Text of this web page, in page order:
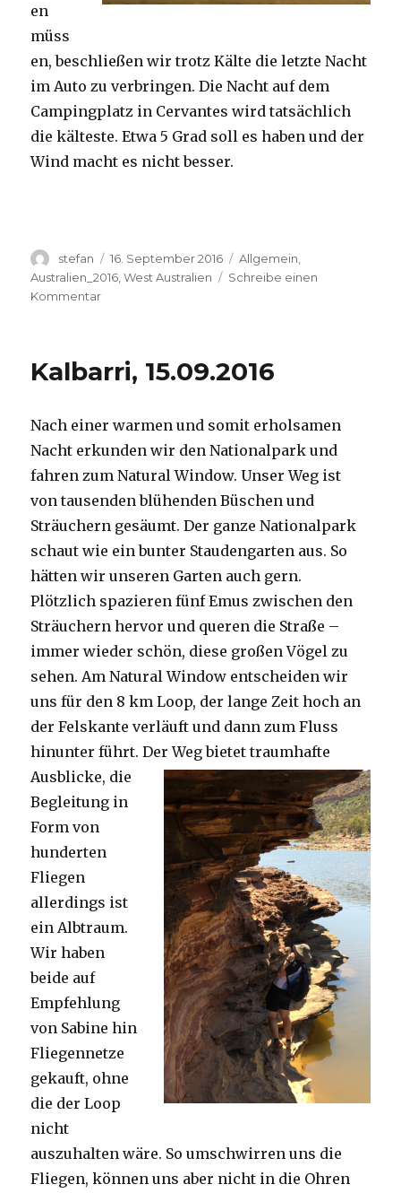
en
müss
en, beschließen wir trotz Kälte die letzte Nacht
im Auto zu verbringen. Die Nacht auf dem
Campingplatz in Cervantes wird tatsächlich
die kälteste. Etwa 5 Grad soll es haben und der
Wind macht es nicht besser.
Autor
stefan
Veröffentlicht
am
16. September 2016 Kategorien
Allgemein
Australien_2016 ,West Australien
Schreibe einen
Kommentarzu
Kalbarri, 15.09.2016
Nach einer warmen und somit erholsamen
Nacht erkunden wir den Nationalpark und
fahren zum Natural Window. Unser Weg ist
von tausenden blühenden Büschen und
Sträuchern gesäumt. Der ganze Nationalpark
schaut wie ein bunter Staudengarten aus. So
hätten wir unseren Garten auch gern.
Plötzlich spazieren fünf Emus zwischen den
Sträuchern hervor und queren die Straße –
immer wieder schön, diese großen Vögel zu
sehen. Am Natural Window entscheiden wir
uns für den 8 km Loop, der lange Zeit hoch an
der Felskante verläuft und dann zum Fluss
hinunter führt. Der Weg bietet traumhafte
Ausblicke, die
Begleitung in
Form von
hunderten
Fliegen
allerdings ist
ein Albtraum.
Wir haben
beide auf
Empfehlung
von Sabine hin
Fliegennetze
gekauft, ohne
die der Loop
nicht
auszuhalten wäre. So umschwirren uns die
Fliegen, können uns aber nicht in die Ohren